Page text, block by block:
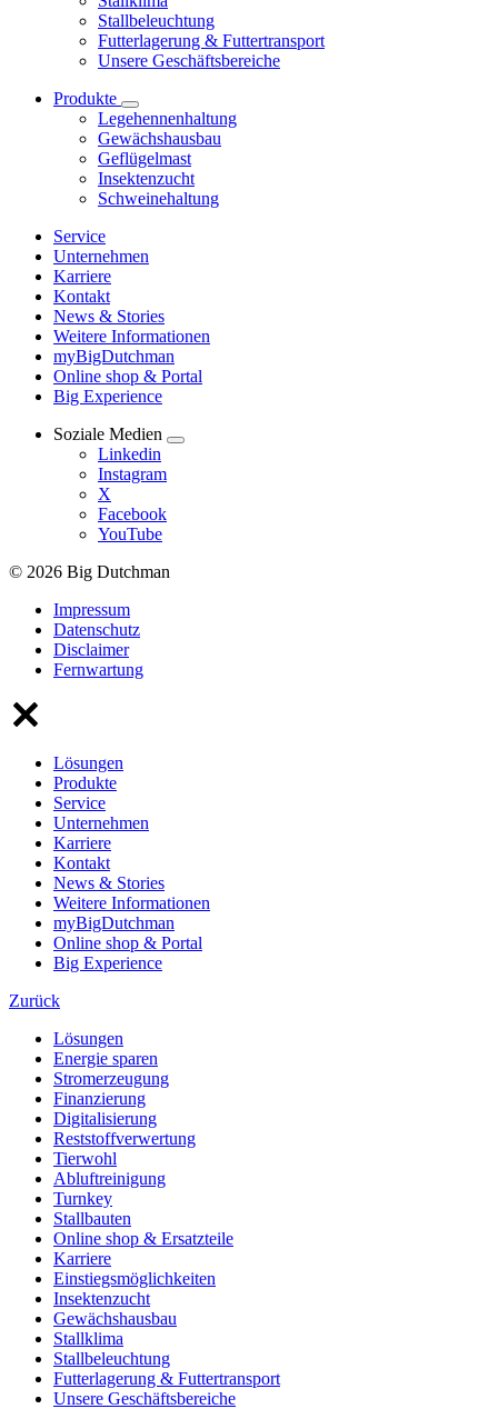
Stallbeleuchtung
Futterlagerung & Futtertransport
Unsere Geschäftsbereiche
Produkte
Legehennenhaltung
Gewächshausbau
Geflügelmast
Insektenzucht
Schweinehaltung
Service
Unternehmen
Karriere
Kontakt
News & Stories
Weitere Informationen
myBigDutchman
Online shop & Portal
Big Experience
Soziale Medien
Linkedin
Instagram
X
Facebook
YouTube
© 2026 Big Dutchman
Impressum
Datenschutz
Disclaimer
Fernwartung
Lösungen
Produkte
Service
Unternehmen
Karriere
Kontakt
News & Stories
Weitere Informationen
myBigDutchman
Online shop & Portal
Big Experience
Zurück
Lösungen
Energie sparen
Stromerzeugung
Finanzierung
Digitalisierung
Reststoffverwertung
Tierwohl
Abluftreinigung
Turnkey
Stallbauten
Online shop & Ersatzteile
Karriere
Einstiegsmöglichkeiten
Insektenzucht
Gewächshausbau
Stallklima
Stallbeleuchtung
Futterlagerung & Futtertransport
Unsere Geschäftsbereiche